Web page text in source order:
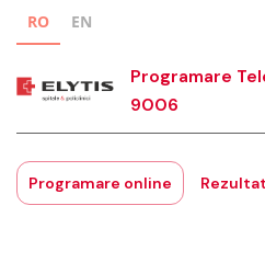
RO EN
Programare
9006
Programare online